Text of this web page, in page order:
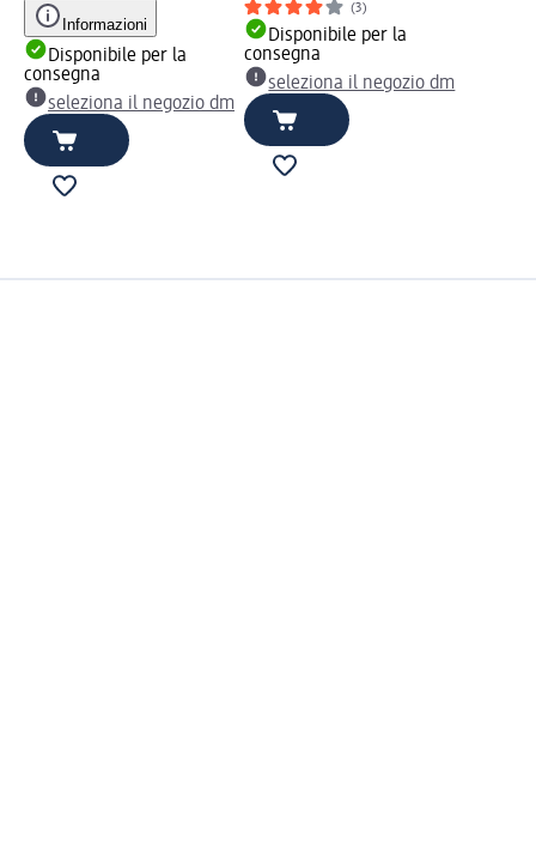
Informazioni
Disponibile per la
consegna
seleziona il negozio dm
(3)
Disponibile per la
consegna
seleziona il negozio dm